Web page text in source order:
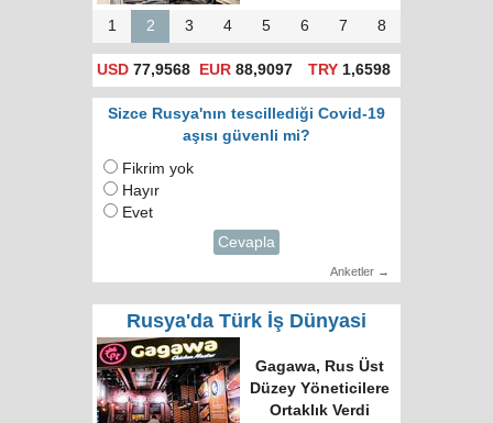
1 2 3 4 5 6 7 8
USD 77,9568 EUR 88,9097 TRY1,6598
Sizce Rusya'nın tescillediği Covid-19
aşısı güvenli mi?
Fikrim yok
Hayır
Evet
Cevapla
Anketler →
Rusya'da Türk İş Dünyasi
Türk Dünyasında
Tek Bilgi Alanı
Hedefi: Bişkek
Zirvesi ve Yeni